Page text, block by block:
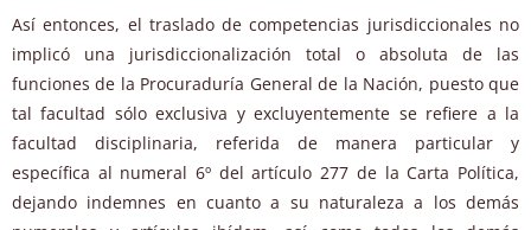
Así entonces, el traslado de competencias jurisdiccionales no
implicó una jurisdiccionalización total o absoluta de las
funciones de la Procuraduría General de la Nación, puesto que
tal facultad sólo exclusiva y excluyentemente se refiere a la
facultad disciplinaria, referida de manera particular y
específica al numeral 6º del artículo 277 de la Carta Política,
dejando indemnes en cuanto a su naturaleza a los demás